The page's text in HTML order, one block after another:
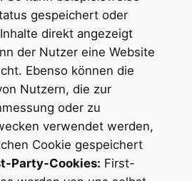
gespeichert oder
direkt angezeigt
der Nutzer eine Website
Ebenso können die
Nutzern, die zur
oder zu
verwendet werden,
Cookie gespeichert
Party-Cookies: First-